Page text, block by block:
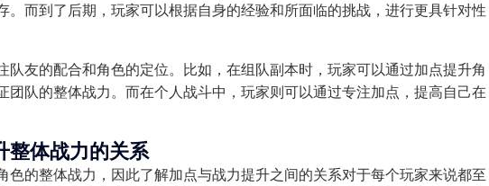
。而到了后期，玩家可以根据自身的经验和所面临的挑战，进行更具针对性
队友的配合和角色的定位。比如，在组队副本时，玩家可以通过加点提升角
团队的整体战力。而在个人战斗中，玩家则可以通过专注加点，提高自己在
整体战力的关系
色的整体战力，因此了解加点与战力提升之间的关系对于每个玩家来说都至